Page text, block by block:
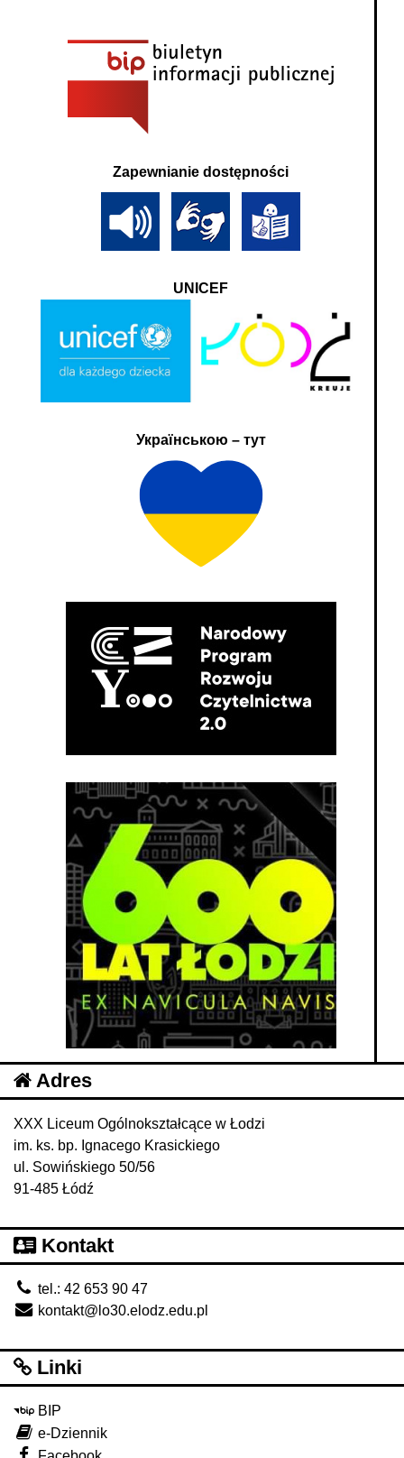
Zapewnianie dostępności
UNICEF
Українською – тут
Adres
XXX Liceum Ogólnokształcące w Łodzi
im. ks. bp. Ignacego Krasickiego
ul. Sowińskiego 50/56
91-485 Łódź
Kontakt
tel.: 42 653 90 47
kontakt@lo30.elodz.edu.pl
Linki
BIP
e-Dziennik